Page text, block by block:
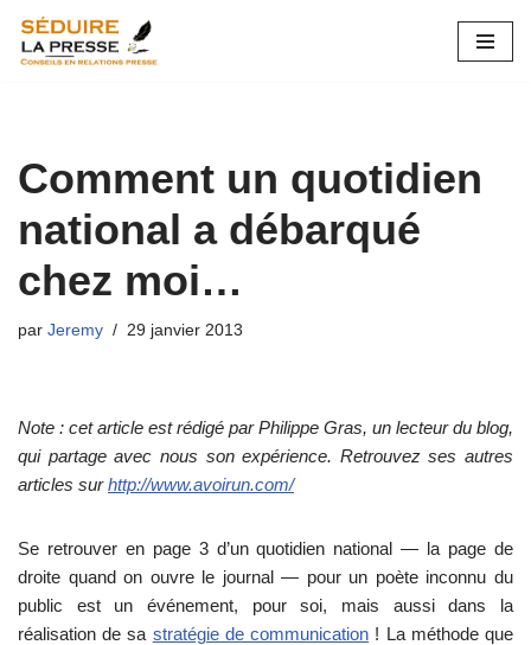
Aller
Comment un quotidien
national a débarqué
chez moi…
par Jeremy 29 janvier 2013
Note : cet article est rédigé par Philippe Gras, un lecteur du blog,
qui partage avec nous son expérience. Retrouvez ses autres
articles surhttp://www.avoirun.com/
Se retrouver en page 3 d’un quotidien national — la page de
droite quand on ouvre le journal — pour un poète inconnu du
public est un événement, pour soi, mais aussi dans la
réalisation de sa stratégie de communication ! La méthode que